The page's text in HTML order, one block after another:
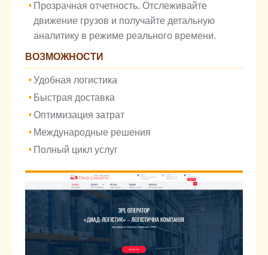
Прозрачная отчетность. Отслеживайте
движение грузов и получайте детальную
аналитику в режиме реального времени.
ВОЗМОЖНОСТИ
Удобная логистика
Быстрая доставка
Оптимизация затрат
Международные решения
Полный цикл услуг